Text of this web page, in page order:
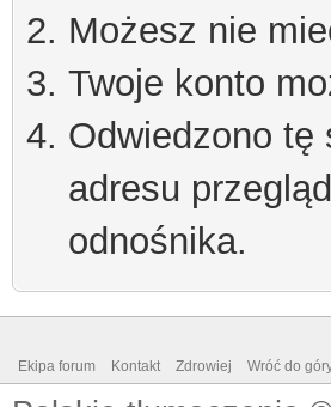
Możesz nie
Twoje konto
Odwiedzono tę
adresu
odnośnika.
Ekipa forum Kontakt Zdrowiej Wróć do